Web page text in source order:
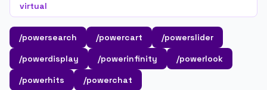
virtual
/powersearch /powercart
/powerslider
/powerdisplay
/powerinfinity
/powerlook
/powerhits
/powerchat